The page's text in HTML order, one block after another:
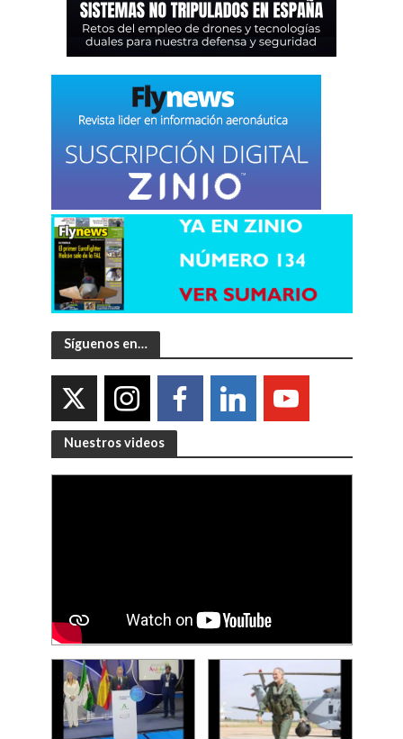
Síguenos en…
Nuestros videos